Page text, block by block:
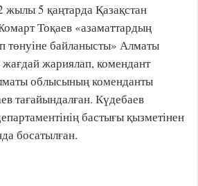
жылы 5 қаңтарда Қазақстан
Тоқаев «азаматтардың
төнуіне байланысты» Алматы
жариялап, комендант
облысының коменданты
тағайындалған. Күдебаев
бастығы қызметінен
босатылған.